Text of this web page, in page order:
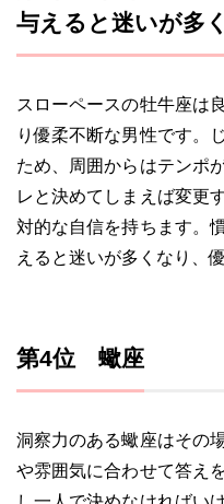
与えると迷いが多
スローペースの牡牛座は
り優柔不断な男性です。
ため、周囲からはテンポ
レと決めてしまえば変更
対的な自信を持ちます。
えると迷いが多くなり、
第4位 蠍座
洞察力のある蠍座はその
や雰囲気に合わせて答え